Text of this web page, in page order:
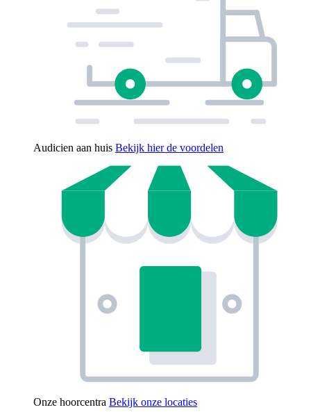
Audicien aan huis Bekijk hier de voordelen
Onze hoorcentra Bekijk onze locaties